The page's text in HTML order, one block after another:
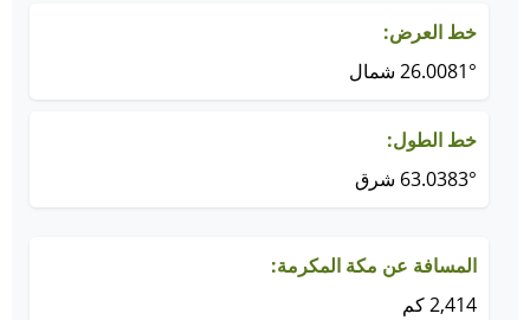
خط العرض:
26.0081° شمال
خط الطول:
63.0383° شرق
المسافة عن مكة المكرمة:
2,414 كم